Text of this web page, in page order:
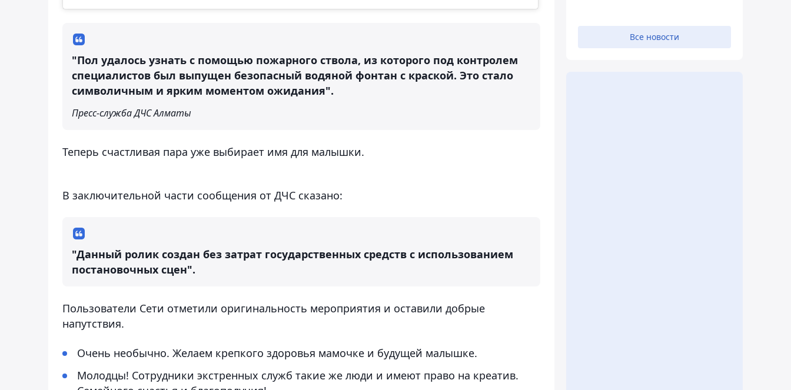
"Пол удалось узнать с помощью пожарного ствола, из которого под контролем
специалистов был выпущен безопасный водяной фонтан с краской. Это стало
символичным и ярким моментом ожидания".
Пресс-служба ДЧС Алматы
Теперь счастливая пара уже выбирает имя для малышки.
В заключительной части сообщения от ДЧС сказано:
"Данный ролик создан без затрат государственных средств с использованием
постановочных сцен".
Пользователи Сети отметили оригинальность мероприятия и оставили добрые
напутствия.
Очень необычно. Желаем крепкого здоровья мамочке и будущей малышке.
Молодцы! Сотрудники экстренных служб такие же люди и имеют право на креатив.
Все новости